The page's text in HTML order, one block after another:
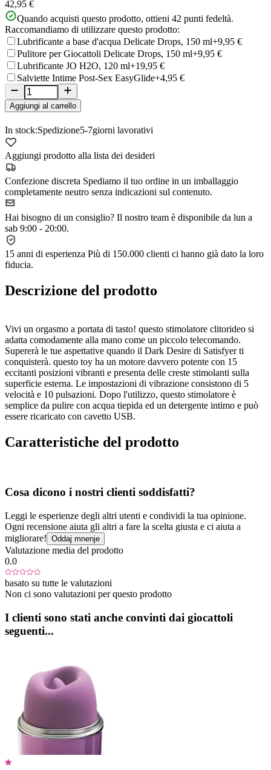
42,95 €
Quando acquisti questo prodotto, ottieni 42 punti fedeltà.
Raccomandiamo di utilizzare questo prodotto:
Lubrificante a base d'acqua Delicate Drops, 150 ml+9,95 €
Pulitore per Giocattoli Delicate Drops, 150 ml+9,95 €
Lubrificante JO H2O, 120 ml+19,95 €
Salviette Intime Post-Sex EasyGlide+4,95 €
Aggiungi al carrello
In stock:Spedizione5-7giorni lavorativi
Aggiungi prodotto alla lista dei desideri
Confezione discreta Spediamo il tuo ordine in un imballaggio
completamente neutro senza indicazioni sul contenuto.
Hai bisogno di un consiglio? Il nostro team è disponibile da lun a
sab 9:00 - 20:00.
15 anni di esperienza Più di 150.000 clienti ci hanno già dato la loro
fiducia.
Descrizione del prodotto
Vivi un orgasmo a portata di tasto! questo stimolatore clitorideo si
adatta comodamente alla mano come un piccolo telecomando.
Supererà le tue aspettative quando il Dark Desire di Satisfyer ti
conquisterà. questo toy ha un motore davvero potente con 15
eccitanti posizioni vibranti e presenta delle creste stimolanti sulla
superficie esterna. Le impostazioni di vibrazione consistono di 5
velocità e 10 pulsazioni. Dopo l'utilizzo, questo stimolatore è
semplice da pulire con acqua tiepida ed un detergente intimo e può
essere ricaricato con cavetto USB.
Caratteristiche del prodotto
Cosa dicono i nostri clienti soddisfatti?
Leggi le esperienze degli altri utenti e condividi la tua opinione.
Ogni recensione aiuta gli altri a fare la scelta giusta e ci aiuta a
migliorare! Oddaj mnenje
Valutazione media del prodotto
0.0
basato su tutte le valutazioni
Non ci sono valutazioni per questo prodotto
I clienti sono stati anche convinti dai giocattoli
seguenti...